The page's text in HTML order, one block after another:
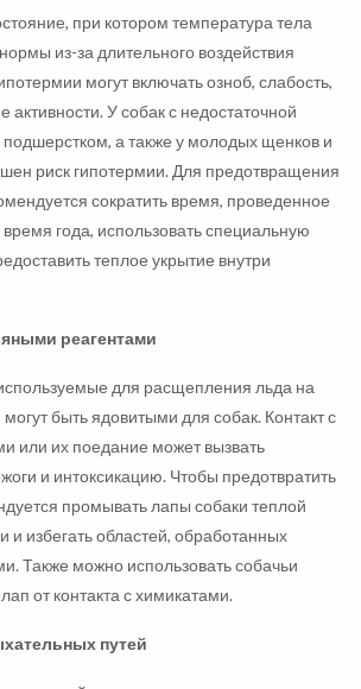
при котором температура тела
из-за длительного воздействия
могут включать озноб, слабость,
У собак с недостаточной
а также у молодых щенков и
риск гипотермии. Для предотвращения
сократить время, проведенное
года, использовать специальную
теплое укрытие внутри
реагентами
для расщепления льда на
могут быть ядовитыми для собак. Контакт с
или их поедание может вызвать
и интоксикацию. Чтобы предотвратить
промывать лапы собаки теплой
и избегать областей, обработанных
Также можно использовать собачьи
от контакта с химикатами.
путей